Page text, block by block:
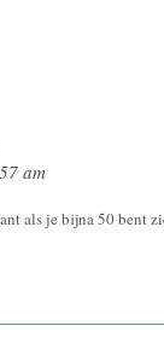
am
als je bijna 50 bent